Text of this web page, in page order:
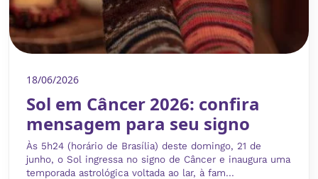
18/06/2026
Sol em Câncer 2026: confira
mensagem para seu signo
Às 5h24 (horário de Brasília) deste domingo, 21 de
junho, o Sol ingressa no signo de Câncer e inaugura uma
temporada astrológica voltada ao lar, à fam...